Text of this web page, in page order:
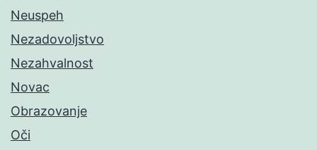
Neuspeh
Nezadovoljstvo
Nezahvalnost
Novac
Obrazovanje
Oči